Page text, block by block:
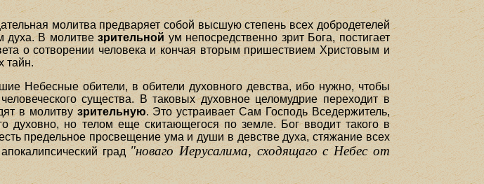
молитва предваряет собой высшую степень всех добродетелей
духа. В молитвезрительной ум непосредственно зрит Бога, постигает
о сотворении человека и кончая вторым пришествием Христовым и
тайн.
Небесные обители, в обители духовного девства, ибо нужно, чтобы
существа. В таковых духовное целомудрие переходит в
в молитву зрительную. Это устраивает Сам Господь Вседержитель,
духовно, но телом еще скитающегося по земле. Бог вводит такого в
предельное просвещение ума и души в девстве духа, стяжание всех
град "новаго Иерусалима, сходящаго с Небес от